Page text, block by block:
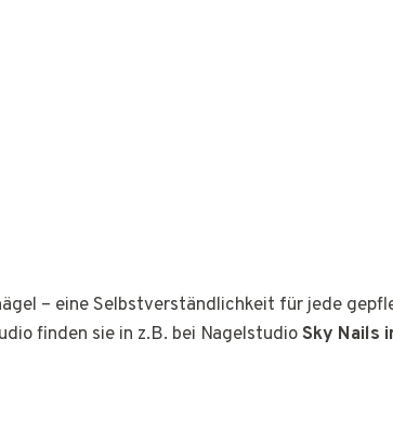
– eine Selbstverständlichkeit für jede
finden sie in z.B. bei NagelstudioSky Nails